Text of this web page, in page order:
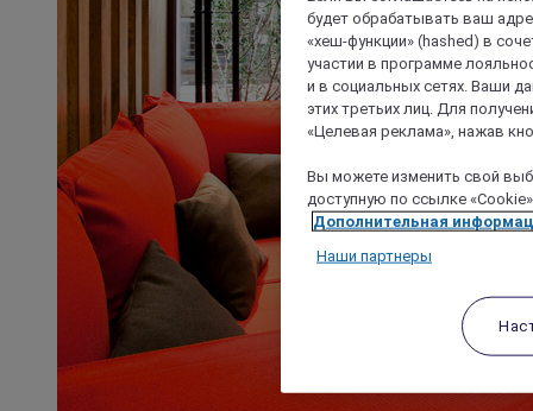
будет обрабатывать ваш
«хеш-функции» (hashed) в
участии в программе
и в социальных сетях. Ваши
этих третьих лиц. Для
«Целевая реклама», нажав
Вы можете изменить свой
доступную по ссылке
Дополнительная
Наши партнеры